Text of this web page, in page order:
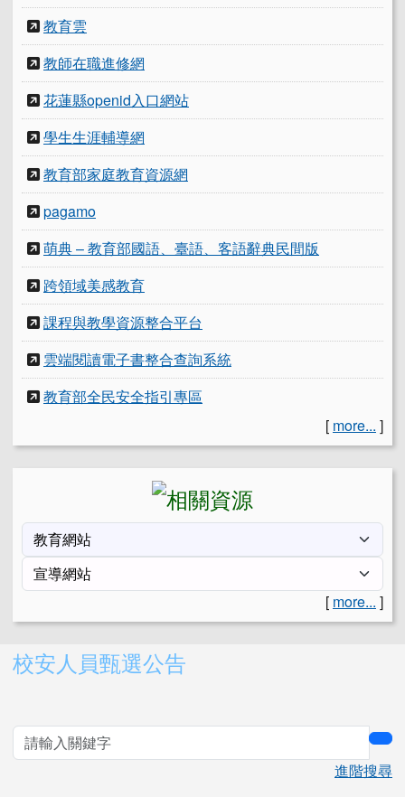
教育雲
教師在職進修網
花蓮縣openid入口網站
學生生涯輔導網
教育部家庭教育資源網
pagamo
萌典 – 教育部國語、臺語、客語辭典民間版
跨領域美感教育
課程與教學資源整合平台
雲端閱讀電子書整合查詢系統
教育部全民安全指引專區
[ more... ]
[ more... ]
右邊區域內容
校安人員甄選公告
進階搜尋